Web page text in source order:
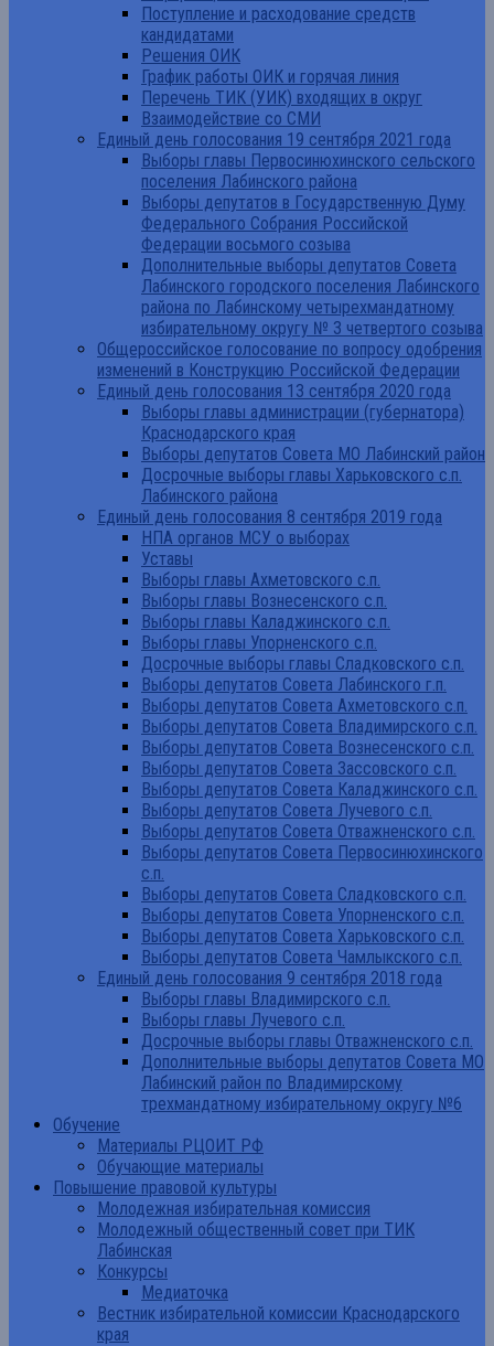
Поступление и расходование средств
кандидатами
Решения ОИК
График работы ОИК и горячая линия
Перечень ТИК (УИК) входящих в округ
Взаимодействие со СМИ
Единый день голосования 19 сентября 2021 года
Выборы главы Первосинюхинского сельского
поселения Лабинского района
Выборы депутатов в Государственную Думу
Федерального Собрания Российской
Федерации восьмого созыва
Дополнительные выборы депутатов Совета
Лабинского городского поселения Лабинского
района по Лабинскому четырехмандатному
избирательному округу № 3 четвертого созыва
Общероссийское голосование по вопросу одобрения
изменений в Конструкцию Российской Федерации
Единый день голосования 13 сентября 2020 года
Выборы главы администрации (губернатора)
Краснодарского края
Выборы депутатов Совета МО Лабинский район
Досрочные выборы главы Харьковского с.п.
Лабинского района
Единый день голосования 8 сентября 2019 года
НПА органов МСУ о выборах
Уставы
Выборы главы Ахметовского с.п.
Выборы главы Вознесенского с.п.
Выборы главы Каладжинского с.п.
Выборы главы Упорненского с.п.
Досрочные выборы главы Сладковского с.п.
Выборы депутатов Совета Лабинского г.п.
Выборы депутатов Совета Ахметовского с.п.
Выборы депутатов Совета Владимирского с.п.
Выборы депутатов Совета Вознесенского с.п.
Выборы депутатов Совета Зассовского с.п.
Выборы депутатов Совета Каладжинского с.п.
Выборы депутатов Совета Лучевого с.п.
Выборы депутатов Совета Отважненского с.п.
Выборы депутатов Совета Первосинюхинского
с.п.
Выборы депутатов Совета Сладковского с.п.
Выборы депутатов Совета Упорненского с.п.
Выборы депутатов Совета Харьковского с.п.
Выборы депутатов Совета Чамлыкского с.п.
Единый день голосования 9 сентября 2018 года
Выборы главы Владимирского с.п.
Выборы главы Лучевого с.п.
Досрочные выборы главы Отважненского с.п.
Дополнительные выборы депутатов Совета МО
Лабинский район по Владимирскому
трехмандатному избирательному округу №6
Обучение
Материалы РЦОИТ РФ
Обучающие материалы
Повышение правовой культуры
Молодежная избирательная комиссия
Молодежный общественный совет при ТИК
Лабинская
Конкурсы
Медиаточка
Вестник избирательной комиссии Краснодарского
края